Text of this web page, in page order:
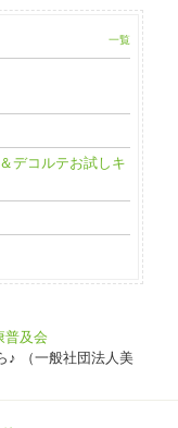
一覧
デコルテお試しキ
♪ （一般社団法人美